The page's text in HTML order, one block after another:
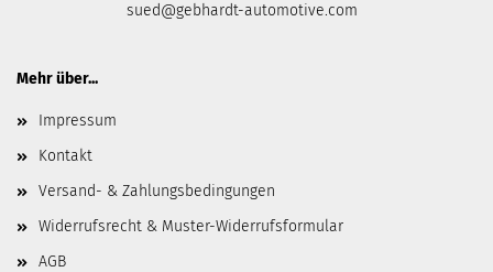
sued@gebhardt-automotive.com
Mehr über...
Impressum
Kontakt
Versand- & Zahlungsbedingungen
Widerrufsrecht & Muster-Widerrufsformular
AGB